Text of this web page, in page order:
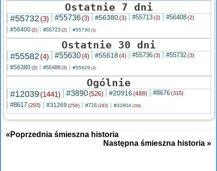
Ostatnie 7 dni
#55732 (3) #55736(3) #56380(3) #55713(2) #56408(2)
#56400(2) #55723 (2) #55730 (1)
Ostatnie 30 dni
#55582 (4) #55630(4) #55618 (4) #55736(3) #55732(3)
#56380(3) #55488 (3) #55629 (2)
Ogólnie
#12039(1441) #3890(526) #20916 (488) #8676(315)
#8617(293) #31269 (258) #716 (243) #32804 (216)
«Poprzednia śmieszna historia
Następna śmieszna historia »